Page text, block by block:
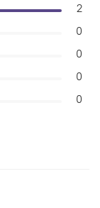
2
0
0
0
0